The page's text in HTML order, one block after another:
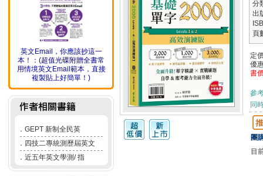
英文Email，你應該抄這一
本！：(超值光碟附贈全書常
用情境英文Email範本，直接
複製貼上好簡單！)
． GEPT 新制全民英
． 四技二專統測歷屆英文
． 近五年英文學測/ 指
分
出
頁
定
優
書
參
同
團
目